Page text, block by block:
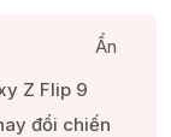
Ẩn
Z Flip 9​
đổi chiến